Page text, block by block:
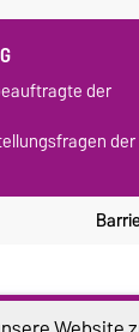
der
der